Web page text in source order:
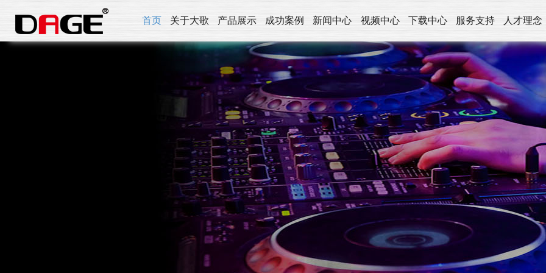
首页 关于大歌 产品展示 成功案例 新闻中心 视频中心 下载中心 服务支持 人才理念